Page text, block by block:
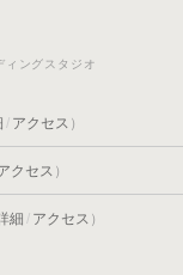
ィングスタジオ
/ アクセス ）
クセス ）
細 / アクセス ）